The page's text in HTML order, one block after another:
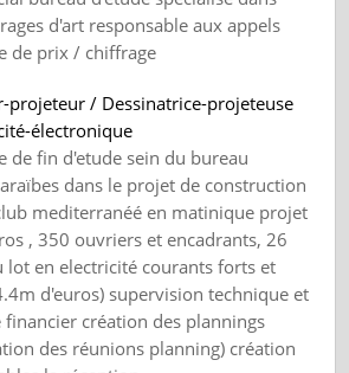
d'art responsable aux appels
de prix / chiffrage
projeteur / Dessinatrice-projeteuse
électronique
de fin d'etude sein du bureau
dans le projet de construction
mediterranéé en matinique projet
, 350 ouvriers et encadrants, 26
lot en electricité courants forts et
d'euros) supervision technique et
création des plannings
des réunions planning) création